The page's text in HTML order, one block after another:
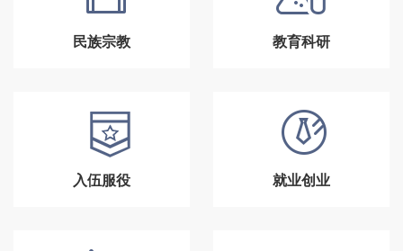
民族宗教 教育科研
入伍服役 就业创业